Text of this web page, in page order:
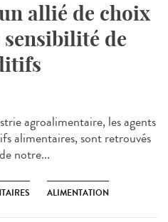
allié de choix
de
agroalimentaire, les agents
alimentaires, sont retrouvés
notre...
ALIMENTATION